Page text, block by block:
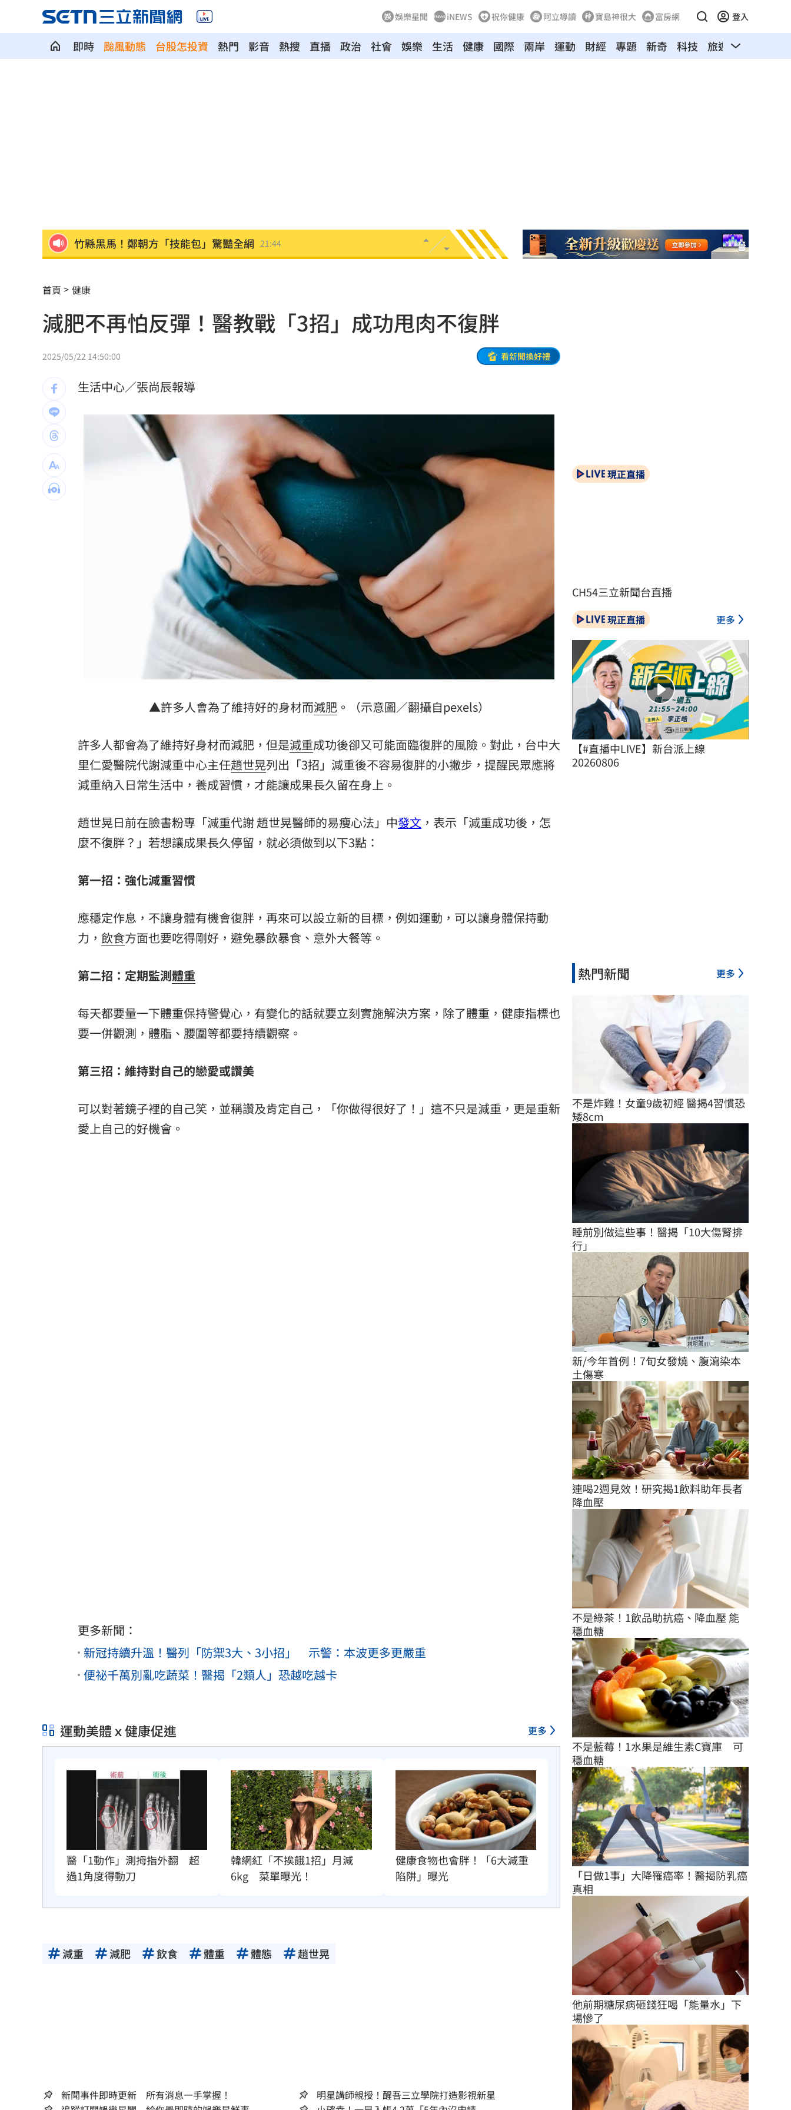
娛樂星聞 iNEWS 祝你健康 阿立導讀 寶島神很大 富房網 登入
即時 颱風動態 台股怎投資 熱門 影音 熱搜 直播 政治 社會 娛樂 生活 健康 國際 兩岸 運動 財經 專題 新奇 科技 旅遊 汽車
射頻器材全卡關 他：NCC卡越久越多人受害
黃禎憲診所挺蔣舊照遭出征！老病患不忍了
陳傑憲炸裂2分砲 統一狂掃13安痛宰味全 21:41
偷吃人妻挨告 小王反控她是時間管理大師
公車毒駕出事故？欣欣客運全員尿檢出爐！
臉還要再動刀？王彩樺突爆：最後一次了 21:21
中國製路由器資安漏洞！逾20設備藏後門 21:18
IU社群發前男友 韓網替她抱不平：該避嫌 21:17
二手菸超毒！她陪夫看病 意外查出肺腺癌 21:13
詐慈濟10億！律師驚揭陳時中『根本先知』 21:10
NCC無委員唱獨立空城計 iPhone 18照登台 21:10
650萬冊神話崩!《週刊少年Jump》跌破百萬
台灣彩券開獎直播中 20:31
15:27
三立iNEWS新聞台線上直播 18:00
理想混蛋號召粉絲跨海追星吃美食！ 18:15
首頁 健康
減肥不再怕反彈！醫教戰「3招」成功甩肉不復胖
2025/05/22 14:50:00 看新聞換好禮
生活中心／張尚辰報導
▲許多人會為了維持好的身材而減肥。（示意圖／翻攝自pexels）
許多人都會為了維持好身材而減肥，但是減重成功後卻又可能面臨復胖的風險。對此，台中大
里仁愛醫院代謝減重中心主任趙世晃列出「3招」減重後不容易復胖的小撇步，提醒民眾應將
減重納入日常生活中，養成習慣，才能讓成果長久留在身上。
趙世晃日前在臉書粉專「減重代謝 趙世晃醫師的易瘦心法」中發文 ，表示「減重成功後，怎
麼不復胖？」若想讓成果長久停留，就必須做到以下3點：
第一招：強化減重習慣
應穩定作息，不讓身體有機會復胖，再來可以設立新的目標，例如運動，可以讓身體保持動
力， 飲食方面也要吃得剛好，避免暴飲暴食、意外大餐等。
第二招：定期監測體重
每天都要量一下體重保持警覺心，有變化的話就要立刻實施解決方案，除了體重，健康指標也
要一併觀測，體脂、腰圍等都要持續觀察。
第三招：維持對自己的戀愛或讚美
可以對著鏡子裡的自己笑，並稱讚及肯定自己，「你做得很好了！」這不只是減重，更是重新
愛上自己的好機會。
更多新聞：
新冠持續升溫！醫列「防禦3大、3小招」 示警：本波更多更嚴重
便祕千萬別亂吃蔬菜！醫揭「2類人」恐越吃越卡
運動美體ｘ健康促進 更多
醫「1動作」測拇指外翻　超
過1角度得動刀
韓網紅「不挨餓1招」月減
6kg　菜單曝光！
健康食物也會胖！「6大減重
陷阱」曝光
減重 減肥 飲食 體重 體態 趙世晃
新聞事件即時更新 所有消息一手掌握！
明星講師親授！醒吾三立學院打造影視新星
現正直播
CH54三立新聞台直播
現正直播 更多
【#直播中LIVE】新台派上線
20260806
熱門新聞 更多
不是炸雞！女童9歲初經 醫揭4習慣恐
矮8cm
睡前別做這些事！醫揭「10大傷腎排
行」
新/今年首例！7旬女發燒、腹瀉染本
土傷寒
連喝2週見效！研究揭1飲料助年長者
降血壓
不是綠茶！1飲品助抗癌、降血壓 能
穩血糖
不是藍莓！1水果是維生素C寶庫　可
穩血糖
「日做1事」大降罹癌率！醫揭防乳癌
真相
他前期糖尿病砸錢狂喝「能量水」下
場慘了